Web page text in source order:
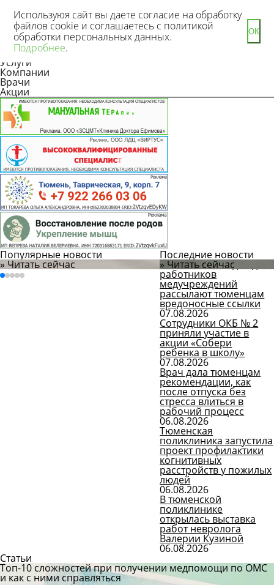
Новости
Статьи
Услуги
Компании
Врачи
Акции
Популярные новости
» Читать сейчас
» Читать сейчас
Последние новости
Мошенники под видом
работников
медучреждений
рассылают тюменцам
вредоносные ссылки
07.08.2026
Сотрудники ОКБ № 2
приняли участие в
акции «Собери
ребенка в школу»
07.08.2026
Врач дала тюменцам
рекомендации, как
после отпуска без
стресса влиться в
рабочий процесс
06.08.2026
Тюменская
поликлиника запустила
проект профилактики
когнитивных
расстройств у пожилых
людей
06.08.2026
В тюменской
поликлинике
открылась выставка
работ невролога
Валерии Кузиной
06.08.2026
Статьи
Топ-10 сложностей при получении медпомощи по ОМС
и как с ними справляться
Используюя сайт вы даете согласие на обработку
файлов cookie и соглашаетесь с политикой
обработки персональных данных.
Подробнее.
ОК